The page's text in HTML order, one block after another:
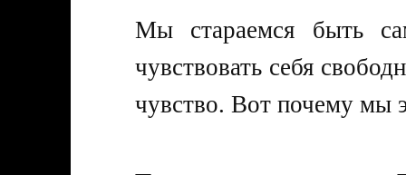
Мы стараемся быть
чувствовать себя
чувство. Вот почему мы